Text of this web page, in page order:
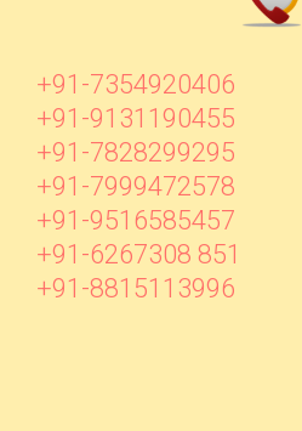
+91-7354920406
+91-9131190455
+91-7828299295
+91-7999472578
+91-9516585457
+91-6267308 851
+91-8815113996